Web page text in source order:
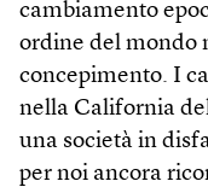
cambiamento
ordine del mondo
concepimento. I
nella California
una società in
per noi ancora